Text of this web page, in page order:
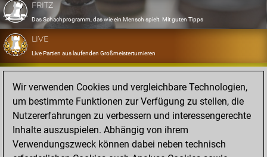
FRITZ
Das Schachprogramm, das wie ein Mensch spielt. Mit guten Tipps
LIVE
Live Partien aus laufenden Großmeisterturnieren
OPENINGS
Erfassen und Üben Sie Ihr Eröffnungsrepertoire
DATABASE
Acht Millionen starke Partien
MYGAMES
Speichern und analysieren Sie eigene Partien in der Cloud
Wir verwenden Cookies und vergleichbare Technologien,
um bestimmte Funktionen zur Verfügung zu stellen, die
Nutzererfahrungen zu verbessern und interessengerechte
Inhalte auszuspielen. Abhängig von ihrem
Verwendungszweck können dabei neben technisch